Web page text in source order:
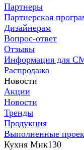
Партнеры
Партнерская
Дизайнерам
Вопрос-ответ
Отзывы
Информация для
Распродажа
Новости
Акции
Новости
Тренды
Продукция
Выполненные
Кухня Мнк130